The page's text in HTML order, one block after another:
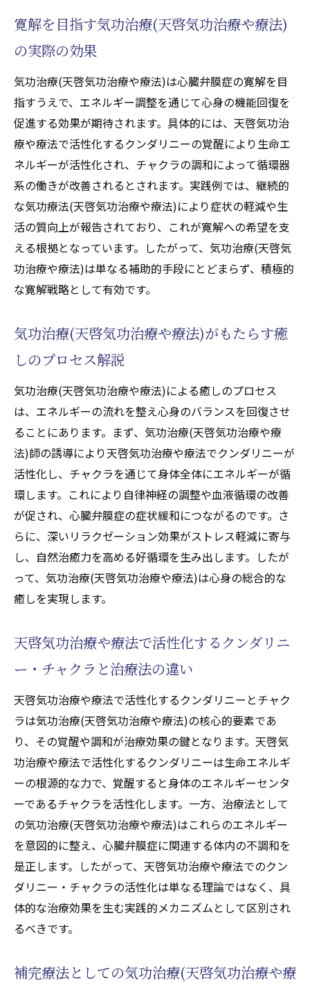
寛解を目指す気功治療(天啓気功治療や療法)
の実際の効果
気功治療(天啓気功治療や療法)は心臓弁膜症の寛解を目
指すうえで、エネルギー調整を通じて心身の機能回復を
促進する効果が期待されます。具体的には、天啓気功治
療や療法で活性化するクンダリニーの覚醒により生命エ
ネルギーが活性化され、チャクラの調和によって循環器
系の働きが改善されるとされます。実践例では、継続的
な気功療法(天啓気功治療や療法)により症状の軽減や生
活の質向上が報告されており、これが寛解への希望を支
える根拠となっています。したがって、気功治療(天啓気
功治療や療法)は単なる補助的手段にとどまらず、積極的
な寛解戦略として有効です。
気功治療(天啓気功治療や療法)がもたらす癒
しのプロセス解説
気功治療(天啓気功治療や療法)による癒しのプロセス
は、エネルギーの流れを整え心身のバランスを回復させ
ることにあります。まず、気功治療(天啓気功治療や療
法)師の誘導により天啓気功治療や療法でクンダリニーが
活性化し、チャクラを通じて身体全体にエネルギーが循
環します。これにより自律神経の調整や血液循環の改善
が促され、心臓弁膜症の症状緩和につながるのです。さ
らに、深いリラクゼーション効果がストレス軽減に寄与
し、自然治癒力を高める好循環を生み出します。したが
って、気功治療(天啓気功治療や療法)は心身の総合的な
癒しを実現します。
天啓気功治療や療法で活性化するクンダリニ
ー・チャクラと治療法の違い
天啓気功治療や療法で活性化するクンダリニーとチャク
ラは気功治療(天啓気功治療や療法)の核心的要素であ
り、その覚醒や調和が治療効果の鍵となります。天啓気
功治療や療法で活性化するクンダリニーは生命エネルギ
ーの根源的な力で、覚醒すると身体のエネルギーセンタ
ーであるチャクラを活性化します。一方、治療法として
の気功治療(天啓気功治療や療法)はこれらのエネルギー
を意図的に整え、心臓弁膜症に関連する体内の不調和を
是正します。したがって、天啓気功治療や療法でのクン
ダリニー・チャクラの活性化は単なる理論ではなく、具
体的な治療効果を生む実践的メカニズムとして区別され
るべきです。
補完療法としての気功治療(天啓気功治療や療